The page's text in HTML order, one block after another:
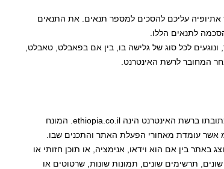
אתיופיה עליכם להסכים למספר תנאים. את התנאים
לתנאים הללו.
לכל סוג של גלישה בו, בין אם בפאבלט, טאבלט,
המחובר לרשת האינטרנט.
המונח "האתר" מתייחס לאתר "אתיופיה" אשר כתובתו ברשת האינטרנט הינה ethiopia.co.il. המונח
עומדת מאחורי הפעלת האתר והתכנים שבו.
באתר בין אם הוא וידאו, אנימציה, או תוכן חזותי או
שונים, תרשימים שונים, תמונות שונות, שרטוטים או